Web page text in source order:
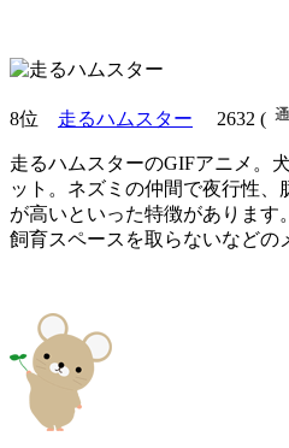
8位 走るハムスター 2632 (
走るハムスターのGIFアニメ。
ット。ネズミの仲間で夜行性、
が高いといった特徴があります
飼育スペースを取らないなどの